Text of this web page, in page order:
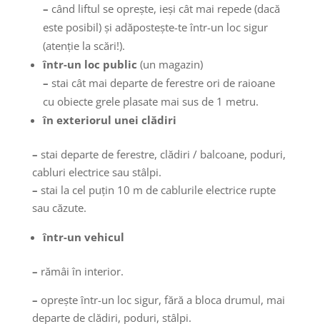
– când liftul se opreşte, ieşi cât mai repede (dacă
este posibil) şi adăpostește-te într-un loc sigur
(atenție la scări!).
într-un loc public (un magazin)
– stai cât mai departe de ferestre ori de raioane
cu obiecte grele plasate mai sus de 1 metru.
în exteriorul unei clădiri
– stai departe de ferestre, clădiri / balcoane, poduri,
cabluri electrice sau stâlpi.
– stai la cel puţin 10 m de cablurile electrice rupte
sau căzute.
într-un vehicul
– rămâi în interior.
– oprește într-un loc sigur, fără a bloca drumul, mai
departe de clădiri, poduri, stâlpi.